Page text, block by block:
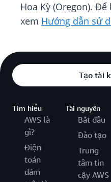
Hoa Kỳ (Oregon).
xem Hướng dẫn sử
Tạo tài
Tìm hiểu
AWS là
gì?
Điện
toán
đám
Tài nguyên
Bắt đầu
Đào tạo
Trung
tâm tin
cậy AWS